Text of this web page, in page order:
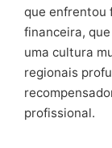
que enfrentou
financeira,
uma cultura
regionais
profissional.